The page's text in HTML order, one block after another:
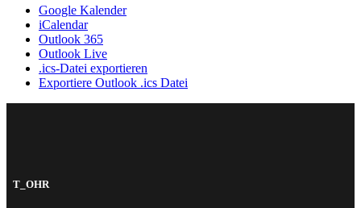
Google Kalender
iCalendar
Outlook 365
Outlook Live
.ics-Datei exportieren
Exportiere Outlook .ics Datei
T_OHR